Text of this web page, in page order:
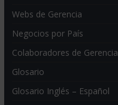
Webs de Gerencia
Negocios por País
Colaboradores de Gerencia
Glosario
Glosario Inglés – Español